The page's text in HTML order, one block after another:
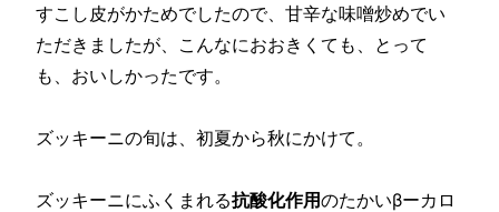
すこし皮がかためでしたので、甘辛な味噌炒めでい
ただきましたが、こんなにおおきくても、とって
も、おいしかったです。
ズッキーニの旬は、初夏から秋にかけて。
ズッキーニにふくまれる抗酸化作用のたかいβーカロ